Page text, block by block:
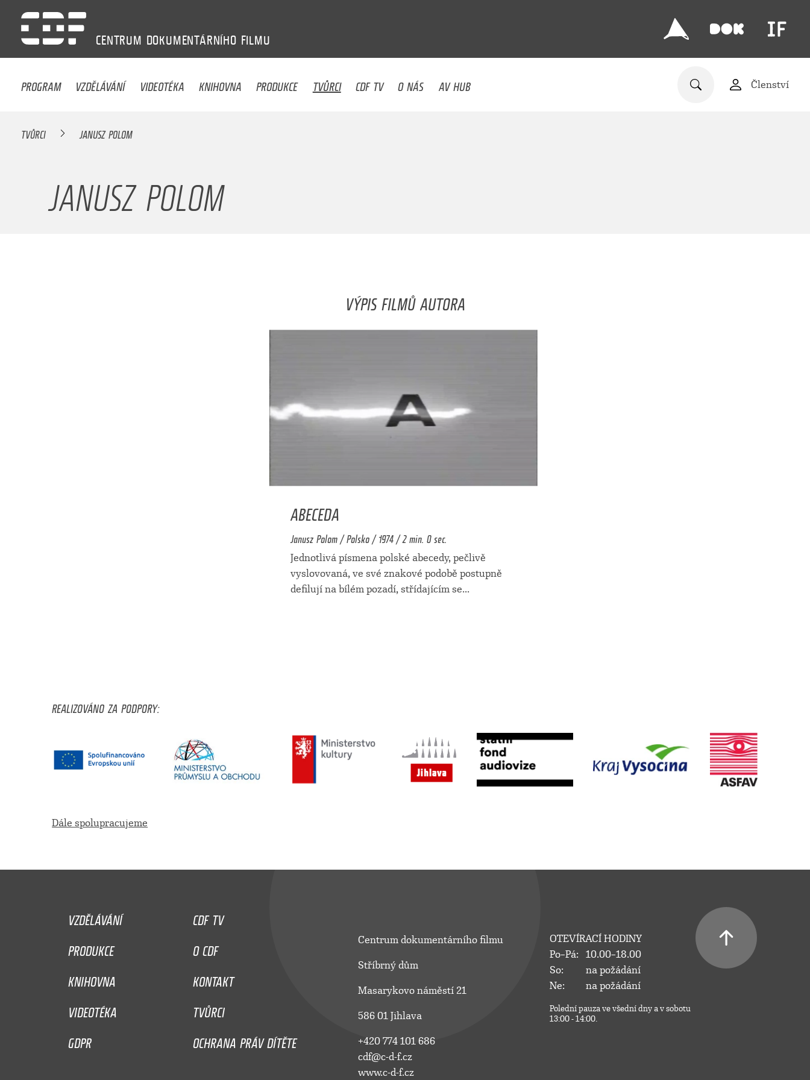
CENTRUM DOKUMENTÁRNÍHO FILMU
PROGRAM VZDĚLÁVÁNÍ VIDEOTÉKA KNIHOVNA PRODUKCE TVŮRCI CDF TV O NÁS AV HUB Členství
TVŮRCI JANUSZ POLOM
JANUSZ POLOM
VÝPIS FILMŮ AUTORA
ABECEDA
Janusz Polom / Polsko / 1974 / 2 min. 0 sec.
Jednotlivá písmena polské abecedy, pečlivě
vyslovovaná, ve své znakové podobě postupně
defilují na bílém pozadí, střídajícím se...
REALIZOVÁNO ZA PODPORY:
Dále spolupracujeme
VZDĚLÁVÁNÍ
CDF TV
PRODUKCE
O CDF
KNIHOVNA
KONTAKT
VIDEOTÉKA
TVŮRCI
GDPR
OCHRANA PRÁV DÍTĚTE
Centrum dokumentárního filmu
Stříbrný dům
Masarykovo náměstí 21
586 01 Jihlava
+420 774 101 686
cdf@c-d-f.cz
www.c-d-f.cz
OTEVÍRACÍ HODINY
Po–Pá:
10.00–18.00
So:
na požádání
Ne:
na požádání
Polední pauza ve všední dny a v sobotu
13:00 - 14:00.